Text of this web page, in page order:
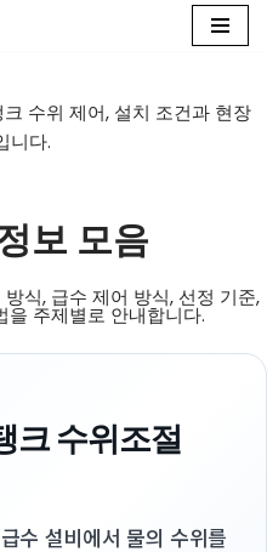
수위 제어, 설치 조건과 현장
니다.
보 모음
식, 급수 제어 방식, 선정 기준,
을 주제별로 안내합니다.
크 수위조절
수 설비에서 물의 수위를